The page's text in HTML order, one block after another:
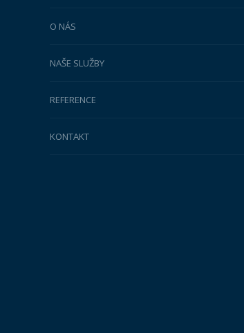
O NÁS
NAŠE SLUŽBY
REFERENCE
KONTAKT